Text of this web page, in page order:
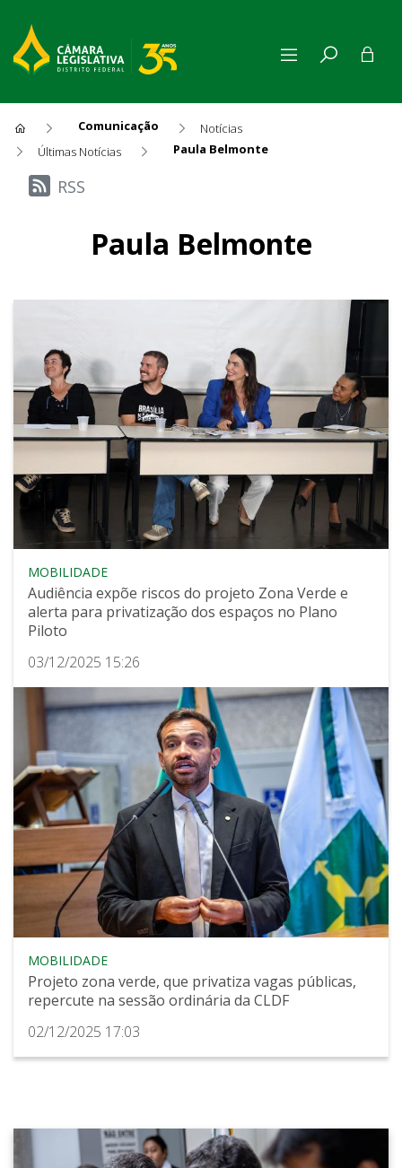
Comunicação
Notícias
Últimas Notícias
Paula Belmonte
Últimas Notícias
RSS
Paula Belmonte
MOBILIDADE
Audiência expõe riscos do projeto Zona Verde e
alerta para privatização dos espaços no Plano
Piloto
03/12/2025 15:26
MOBILIDADE
Projeto zona verde, que privatiza vagas públicas,
repercute na sessão ordinária da CLDF
02/12/2025 17:03